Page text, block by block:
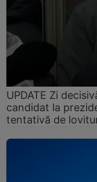
UPDATE Zi
candidat la
tentativă de